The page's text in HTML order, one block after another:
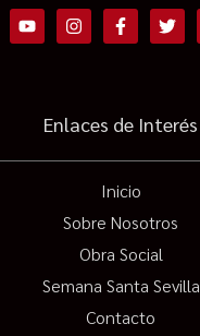
Enlaces de Interés
Inicio
Sobre Nosotros
Obra Social
Semana Santa Sevilla
Contacto